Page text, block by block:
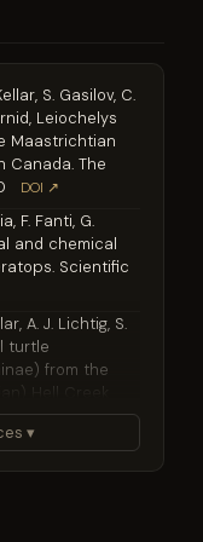
S. Gasilov, C.
Leiochelys
Maastrichtian
Canada. The
DOI ↗
F. Fanti, G.
and chemical
Scientific
A. J. Lichtig, S.
turtle
from the
Hell Creek
for the
and other
▾